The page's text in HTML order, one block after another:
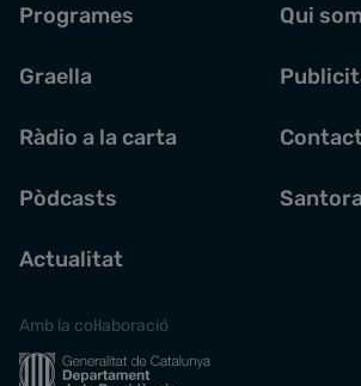
Programes
Graella
Ràdio a la carta
Pòdcasts
Actualitat
Qui som
Amb la col·laboració